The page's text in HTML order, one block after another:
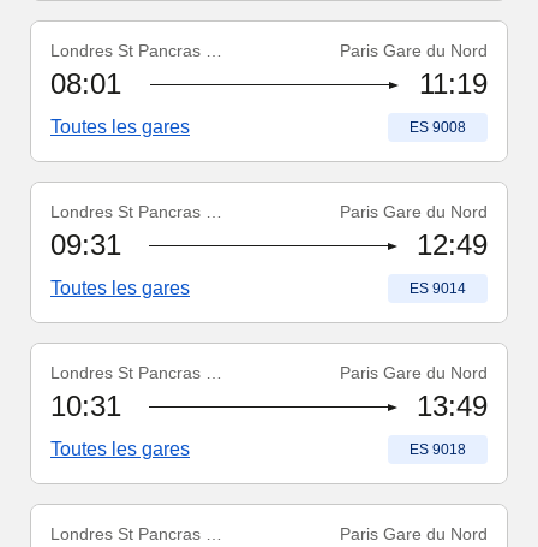
Numéro du train:
ES 9008Paris Gare du Nord
08:01 11:19
Toutes les gares Numéro du train
ES 9008
Numéro du train:
ES 9014Paris Gare du Nord
09:31 12:49
Toutes les gares Numéro du train
ES 9014
Numéro du train:
ES 9018Paris Gare du Nord
10:31 13:49
Toutes les gares Numéro du train
ES 9018
Numéro du train:
ES 9022Paris Gare du Nord